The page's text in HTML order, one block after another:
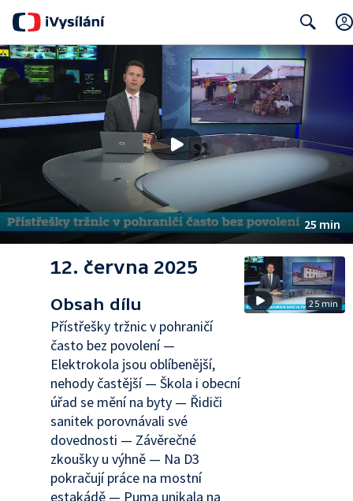
Search
25 min
12. června 2025
Obsah dílu
Přístřešky tržnic v pohraničí
často bez povolení —
Elektrokola jsou oblíbenější,
nehody častější — Škola i obecní
úřad se mění na byty — Řidiči
sanitek porovnávali své
dovednosti — Závěrečné
zkoušky u výhně — Na D3
pokračují práce na mostní
estakádě — Puma unikala na
25 min